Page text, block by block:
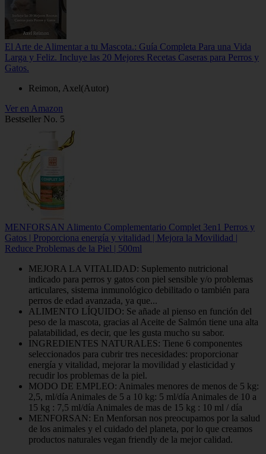
El Arte de Alimentar a tu Mascota.: Guía Completa Para una Vida
Larga y Feliz. Incluye las 20 Mejores Recetas Caseras para Perros y
Gatos.
Reimon, Axel(Autor)
Ver en Amazon
Bestseller No. 5
MENFORSAN Alimento Complementario Complet 3en1 Perros y
Gatos | Proporciona energía y vitalidad | Mejora la Movilidad |
Reduce Problemas de la Piel | 500ml
MEJORA LA VITALIDAD: Suplemento nutricional
indicado para perros y gatos con piel sensible y/o problemas
articulares, sistema inmunológico debilitado o también para
perros de edad avanzada, ya que...
ALIMENTO LÍQUIDO: Se añade al pienso en función del
peso de la mascota, gracias al Aceite de Salmón tiene una alta
palatabilidad, es decir, que les gusta mucho su sabor.
INGREDIENTES NATURALES: Tiene 6 componentes
seleccionados para cubrir tres necesidades: proporcionar
energía y vitalidad, mejorar la movilidad y elasticidad y
recudir los problemas de la piel.
MODO DE EMPLEO: Animales menores de menos de 5 kg:
2,5, ml/día Animales de 5 a 10 kg: 5 ml/día Animales de 10 a
15 kg : 7,5 ml/día Animales de mas de 15 kg : 10 ml / día
MENFORSAN: En Menforsan nos preocupamos por la salud
de los animales y el cuidado del planeta, por lo que creamos
productos naturales vegan friendly de la mejor calidad.